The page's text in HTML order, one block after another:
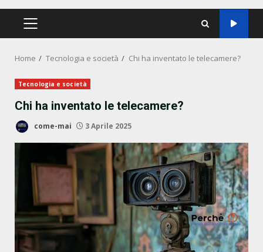
PRIMARY
Home Tecnologia e società Chi ha inventato le telecamere?
Tecnologia e società
Chi ha inventato le telecamere?
come-mai 3 Aprile 2025